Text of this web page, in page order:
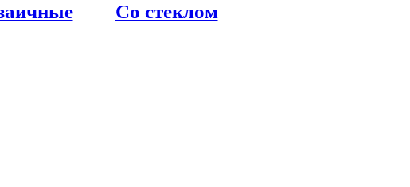
Со стеклом